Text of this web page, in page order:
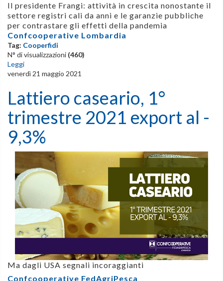
Il presidente Frangi: attività in crescita nonostante il
settore registri cali da anni e le garanzie pubbliche
per contrastare gli effetti della pandemia
Confcooperative Lombardia
Tag: Cooperfidi
N° di visualizzazioni (460)
Leggi
venerdì 21 maggio 2021
Lattiero caseario, 1°
trimestre 2021 export al -
9,3%
Ma dagli USA segnali incoraggianti
Confcooperative FedAgriPesca